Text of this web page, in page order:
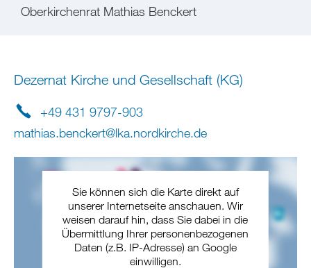
Oberkirchenrat Mathias Benckert
Dezernat Kirche und Gesellschaft (KG)
+49 431 9797-903
mathias.benckert@lka.nordkirche.de
Sie können sich die Karte direkt auf
unserer Internetseite anschauen. Wir
weisen darauf hin, dass Sie dabei in die
Übermittlung Ihrer personenbezogenen
Daten (z.B. IP-Adresse) an Google
einwilligen.